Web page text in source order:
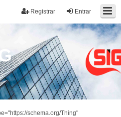
Entrar
Registrar
schema.org/Thing"